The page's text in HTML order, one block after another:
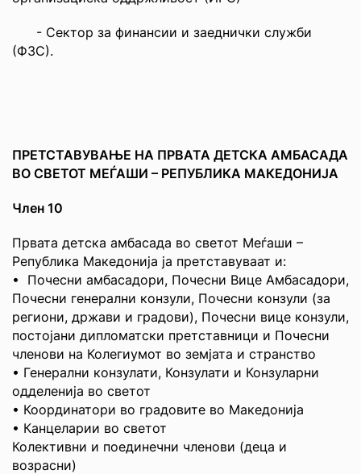
- Сектор за финансии и заеднички служби
(ФЗС).
ПРЕТСТАВУВАЊЕ НА ПРВАТА ДЕТСКА АМБАСАДА
ВО СВЕТОТ МЕЃАШИ – РЕПУБЛИКА МАКЕДОНИЈА
Член 10
Првата детска амбасада во светот Меѓаши –
Република Македонија ја претставуваат и:
• Почесни амбасадори, Почесни Вице Амбасадори,
Почесни генерални конзули, Почесни конзули (за
региони, држави и градови), Почесни вице конзули,
постојани дипломатски претставници и Почесни
членови на Колегиумот во земјата и странство
• Генерални конзулати, Конзулати и Конзуларни
одделенија во светот
• Координатори во градовите во Македонија
• Канцеларии во светот
Колективни и поединечни членови (деца и
возрасни)